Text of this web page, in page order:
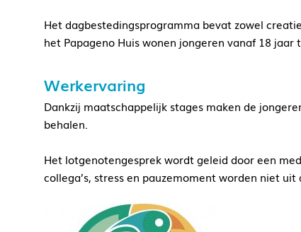
Het dagbestedingsprogramma bevat zowel
het Papageno Huis wonen jongeren vanaf 18
Werkervaring
Dankzij maatschappelijk stages maken de
behalen.
Het lotgenotengesprek wordt geleid door een
collega’s, stress en pauzemoment worden niet uit